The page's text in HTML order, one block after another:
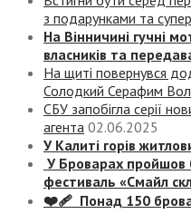
з подарунками та
На Вінничині гучні
власників та
На щиті повернувся
Солодкий Серафим
СБУ запобігла серії
агента 02.06.2025
У Калиті горів
У Броварах пройшов
фестиваль «Смайл
❤️‍🩹 Понад 150